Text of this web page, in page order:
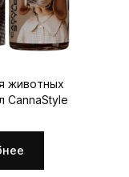
животных
CannaStyle